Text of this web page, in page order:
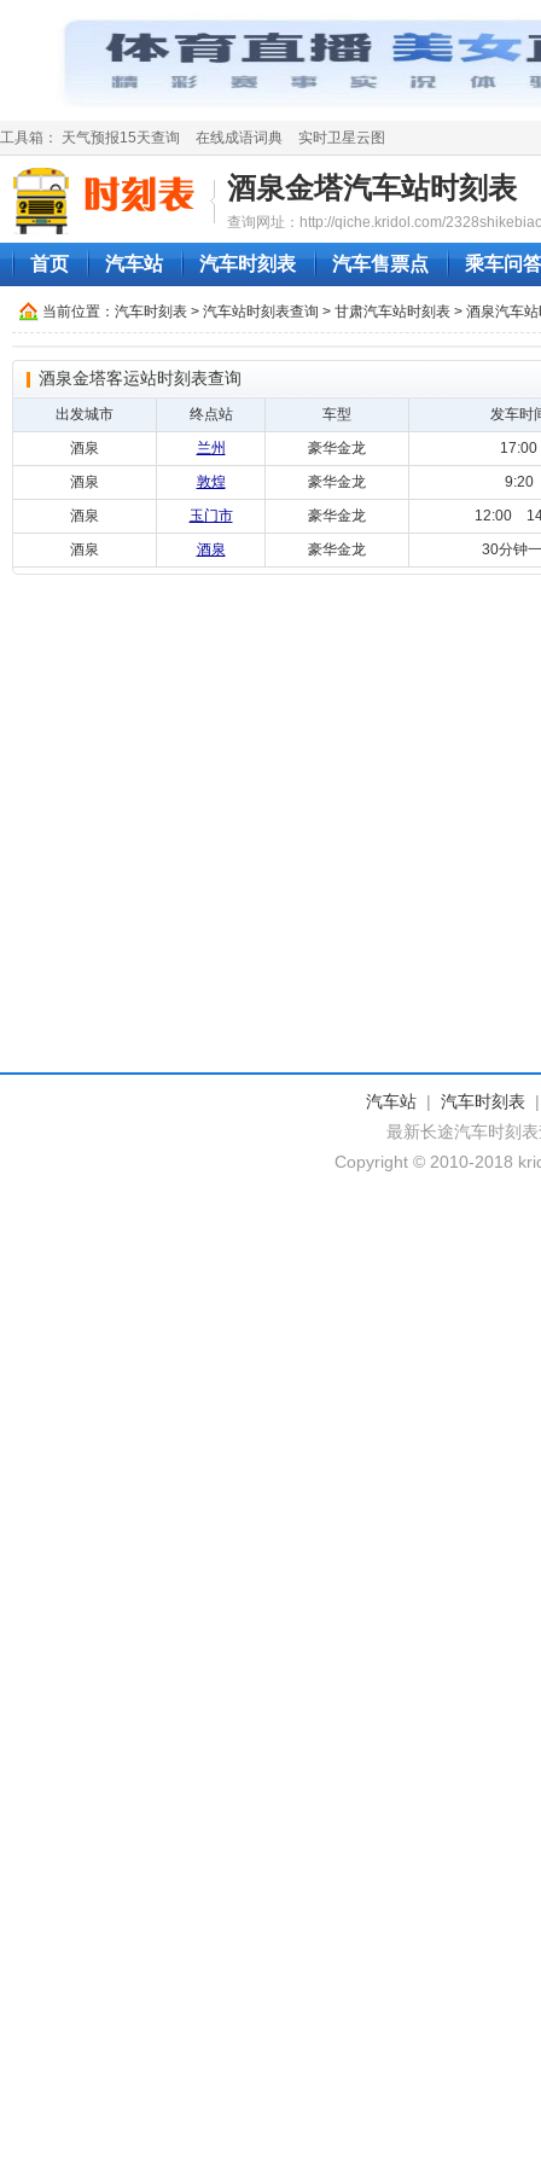
工具箱： 天气预报15天查询 在线成语词典 实时卫星云图
酒泉金塔汽车站时刻表
查询网址：http://qiche.kridol.com/
首页 汽车站 汽车时刻表 汽车售票点 乘车问答
当前位置： 汽车时刻表 > 汽车站时刻表查询 > 甘肃汽车站时刻表 > 酒泉汽车
酒泉金塔客运站时刻表查询
出发城市 终点站 车型
发车时
酒泉
兰州 豪华金龙
17:00
酒泉
敦煌 豪华金龙
9:20
酒泉
玉门市 豪华金龙
12:00
酒泉
酒泉 豪华金龙 30分钟
汽车站 | 汽车时刻表
最新长途汽车时刻
Copyright © 2010-2018